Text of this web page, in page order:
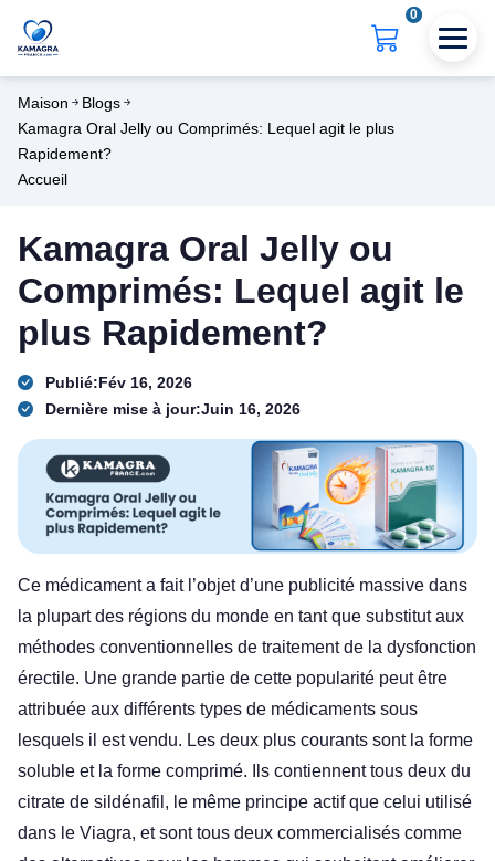
0
Maison
Blogs
Kamagra Oral Jelly ou Comprimés: Lequel agit le plus
Rapidement?
Accueil
Kamagra Oral Jelly ou
Comprimés: Lequel agit le
plus Rapidement?
Publié:Fév 16, 2026
Dernière mise à jour:Juin 16, 2026
Ce médicament a fait l’objet d’une publicité massive dans
la plupart des régions du monde en tant que substitut aux
méthodes conventionnelles de traitement de la dysfonction
érectile. Une grande partie de cette popularité peut être
attribuée aux différents types de médicaments sous
lesquels il est vendu. Les deux plus courants sont la forme
soluble et la forme comprimé. Ils contiennent tous deux du
citrate de sildénafil, le même principe actif que celui utilisé
dans le Viagra, et sont tous deux commercialisés comme